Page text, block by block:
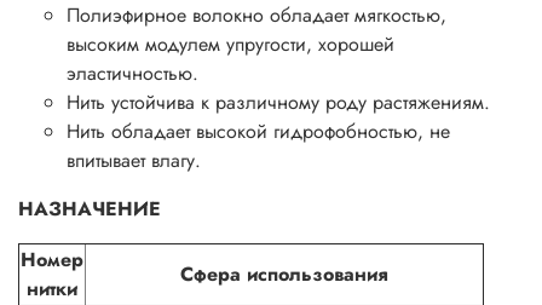
Полиэфирное волокно обладает мягкостью,
высоким модулем упругости, хорошей
эластичностью.
Нить устойчива к различному роду растяжениям.
Нить обладает высокой гидрофобностью, не
впитывает влагу.
НАЗНАЧЕНИЕ
Номер
нитки
Сфера использования